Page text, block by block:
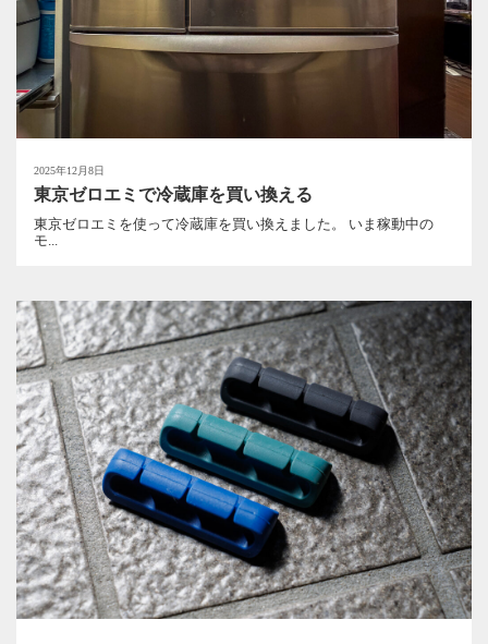
2025年12月8日
東京ゼロエミで冷蔵庫を買い換える
東京ゼロエミを使って冷蔵庫を買い換えました。 いま稼動中の
モ...